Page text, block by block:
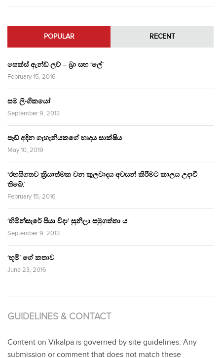
POPULAR RECENT
සෙක්ස් ඇන්ඩ් ලව් – බ්‍රා සහ ‘ලේ’
February 15, 2016
සම ලිංගිකයෝ
September 9, 2013
පෑඩ් අඳින ගැහැනියකගේ හෘදය සාක්ෂිය
May 10, 2019
‘රහසිගතව ක්‍රියාත්මක වන කුලවාදය අවසන් කිරීමට කාලය උදාවී
තිබේ.’
February 15, 2016
‘හිමින්සැරේ පියා විදා‘ සුනිලා සමුගත්තා ය.
September 9, 2013
‘භූමි’ ගේ කතාව
June 23, 2016
GUIDELINES & CONTACT
Content on Vikalpa is governed by site guidelines. Any
submission or comment that does not match these